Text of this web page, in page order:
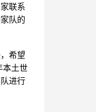
联系
队的
希望
本土世
进行